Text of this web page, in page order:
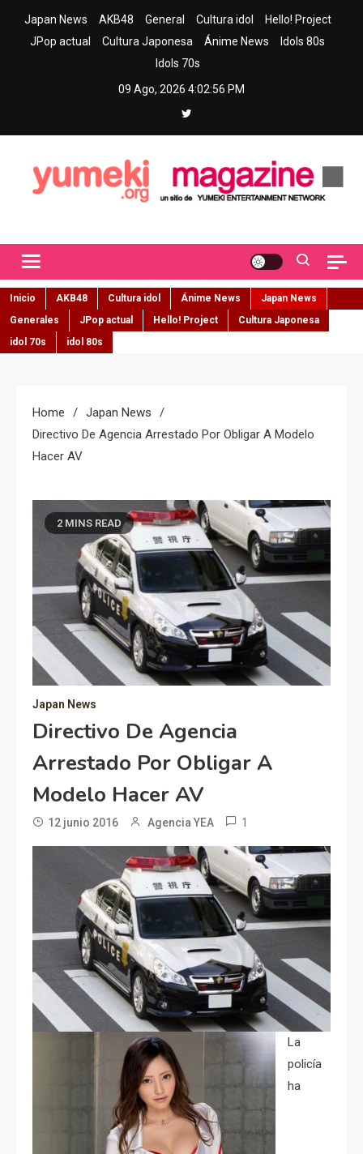
Japan News AKB48 General Cultura idol
Hello! Project
JPop actual
Cultura Japonesa Ánime News
Idols 80s
Idols 70s
09 Ago, 2026 4:02:58 PM
Inicio AKB48 Cultura idol Ánime News
Japan News
Generales
JPop actual Hello! Project
Cultura Japonesa
idol 70s
idol 80s
Home
Japan News
Directivo De Agencia Arrestado Por Obligar A Modelo
Hacer AV
2 MINS READ
Japan News
Directivo De Agencia
Arrestado Por Obligar A
Modelo Hacer AV
12 junio 2016 Agencia YEA 1
La
policía
ha